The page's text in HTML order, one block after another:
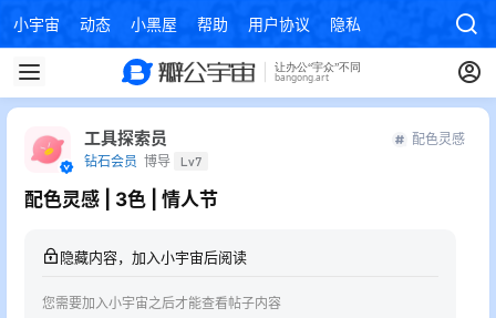
小宇宙 动态 小黑屋 帮助 用户协议 隐私政策
工具探索员
钻石会员 博导 Lv7
配色灵感
配色灵感 | 3色 | 情人节
隐藏内容，加入小宇宙后阅读
您需要加入小宇宙之后才能查看帖子内容